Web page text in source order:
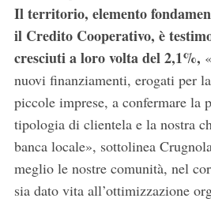
Il territorio, elemento
il Credito Cooperativo, è
cresciuti a loro volta del 2,1%,
nuovi finanziamenti, erogati per
piccole imprese, a confermare la
tipologia di clientela e la nostra
banca locale», sottolinea
meglio le nostre comunità, nel
sia dato vita all’ottimizzazione